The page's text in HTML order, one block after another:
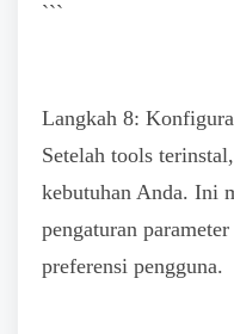
```
Langkah 8:
Setelah tools
kebutuhan Anda. Ini
pengaturan
preferensi pengguna.